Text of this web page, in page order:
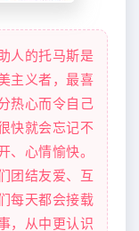
人的托马斯是
主义者，最喜
热心而令自己
快就会忘记不
、心情愉快。
团结友爱、互
每天都会接载
，从中更认识